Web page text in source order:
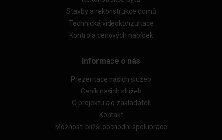
Stavby a rekonstrukce domů
Technická videokonzultace
Kontrola cenových nabídek
Informace o nás
Prezentace našich služeb
Ceník našich služeb
O projektu a o zakladateli
Kontakt
Možnosti bližší obchodní spolupráce